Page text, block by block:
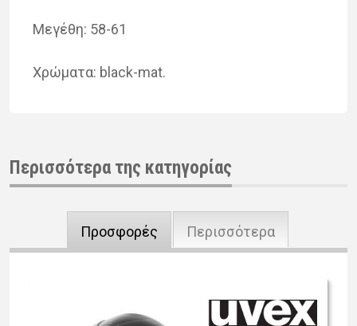
Μεγέ­θη: 58-61
Χρώ­μα­τα: black-mat.
Περισσότερα της κατηγορίας
Προσφορές Περισσότερα